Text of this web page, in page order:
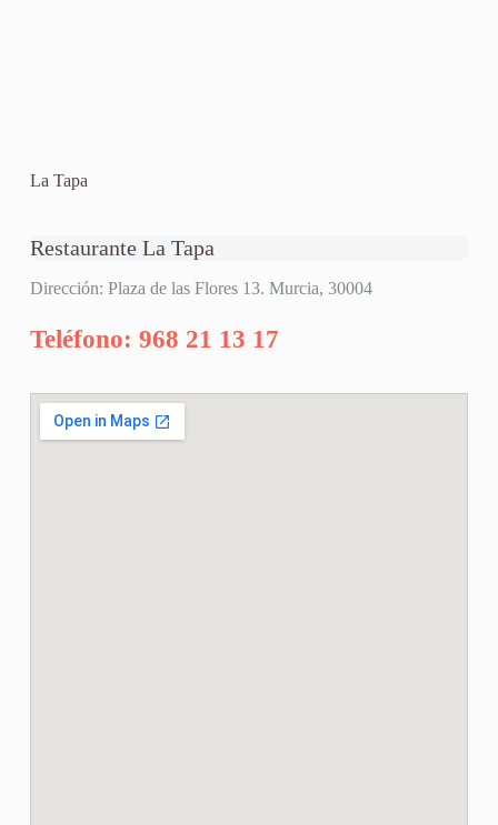
La Tapa
Restaurante La Tapa
Dirección: Plaza de las Flores 13. Murcia, 30004
Teléfono: 968 21 13 17